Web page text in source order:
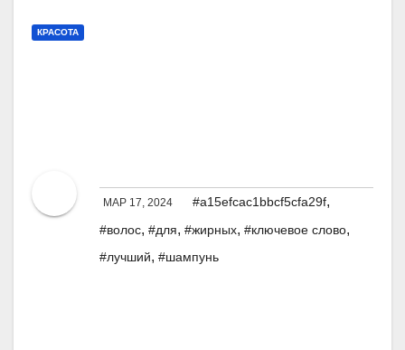
КРАСОТА
МАР 17, 2024 #a15efcac1bbcf5cfa29f,
#волос, #для, #жирных, #ключевое слово,
#лучший, #шампунь